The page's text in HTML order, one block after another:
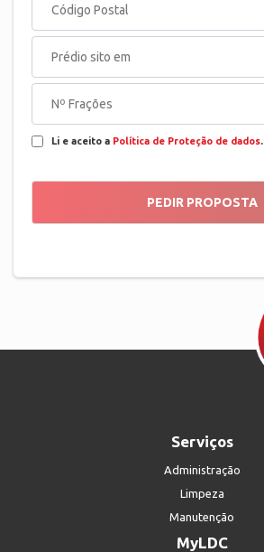
Li e aceito a Política de Proteção de dados.
Serviços
Administração
Limpeza
Manutenção
MyLDC